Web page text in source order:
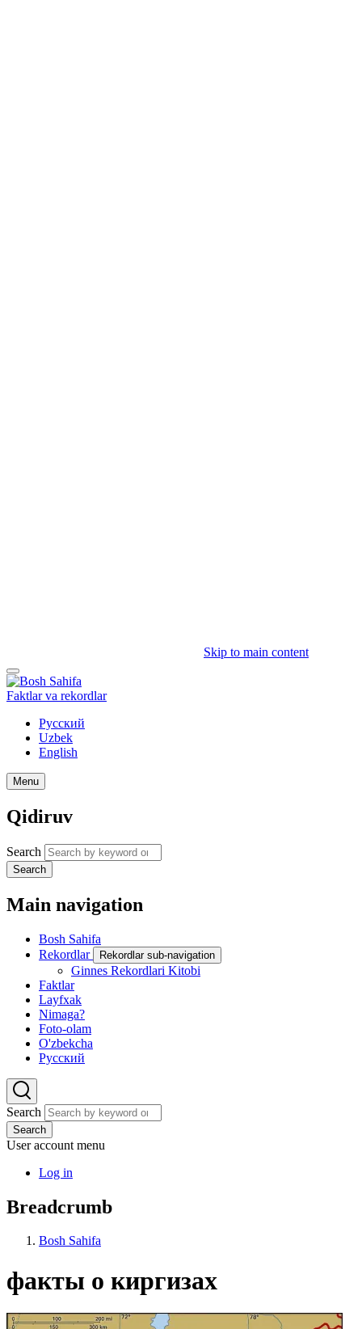
Skip to main content
Faktlar va rekordlar
Русский
Uzbek
English
Menu
Qidiruv
Search
Search
Main navigation
Bosh Sahifa
Rekordlar
Rekordlar sub-navigation
Ginnes Rekordlari Kitobi
Faktlar
Layfxak
Nimaga?
Foto-olam
O'zbekcha
Русский
Search
Search
User account menu
Log in
Breadcrumb
Bosh Sahifa
факты о киргизах